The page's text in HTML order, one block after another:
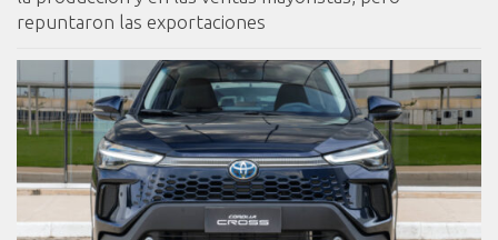
repuntaron las exportaciones